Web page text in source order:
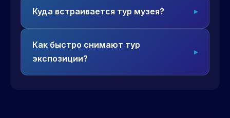
Куда встраивается тур музея?
Как быстро снимают тур
экспозиции?